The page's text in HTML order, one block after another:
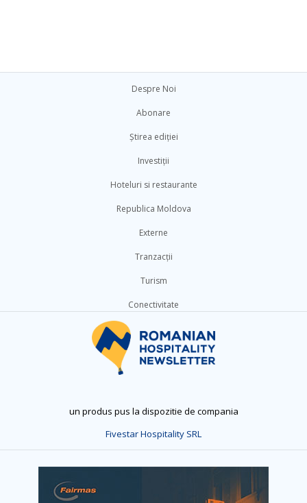
Despre Noi
Abonare
Știrea ediției
Investiții
Hoteluri si restaurante
Republica Moldova
Externe
Tranzacții
Turism
Conectivitate
un produs pus la dispozitie de compania
Fivestar Hospitality SRL